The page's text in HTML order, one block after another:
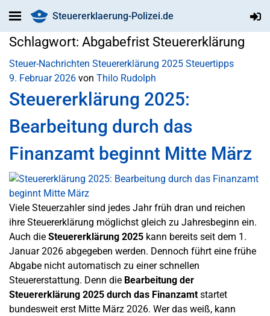
Steuererklaerung-Polizei.de
Schlagwort: Abgabefrist Steuererklärung
Steuer-Nachrichten Steuererklärung 2025 Steuertipps
9. Februar 2026 von Thilo Rudolph
Steuererklärung 2025:
Bearbeitung durch das
Finanzamt beginnt Mitte März
Viele Steuerzahler sind jedes Jahr früh dran und reichen
ihre Steuererklärung möglichst gleich zu Jahresbeginn ein.
Auch die Steuererklärung 2025 kann bereits seit dem 1.
Januar 2026 abgegeben werden. Dennoch führt eine frühe
Abgabe nicht automatisch zu einer schnellen
Steuererstattung. Denn die Bearbeitung der
Steuererklärung 2025 durch das Finanzamtstartet
bundesweit erst Mitte März 2026. Wer das weiß, kann